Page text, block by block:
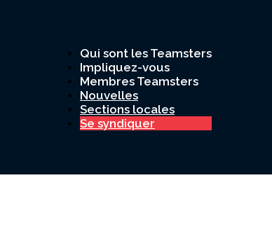
Teamsters
Qui sont les Teamsters
Impliquez-vous
Membres Teamsters
Nouvelles
Sections locales
Se syndiquer